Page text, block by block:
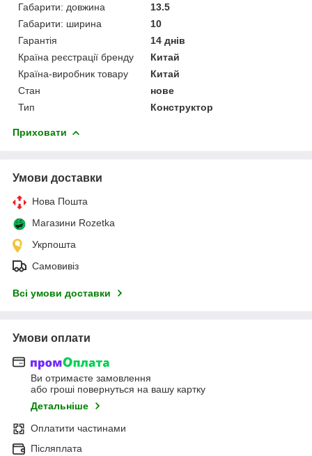
Габарити: довжина
13.5
Габарити: ширина
10
Гарантія
14 днів
Країна реєстрації бренду
Китай
Країна-виробник товару
Китай
Стан
нове
Тип
Конструктор
Приховати
Умови доставки
Нова Пошта
Магазини Rozetka
Укрпошта
Самовивіз
Всі умови доставки
Умови оплати
Ви отримаєте замовлення
або гроші повернуться на вашу картку
Детальніше
Оплатити частинами
Післяплата